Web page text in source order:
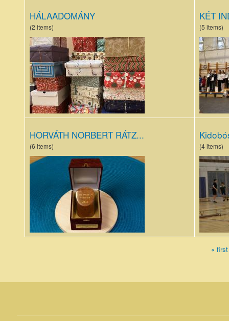
HÁLAADOMÁNY
(2 items)
image1(4).jpeg
KÉT
(5 items)
Bolyai
magyar
nyelv
döntő
2025
HORVÁTH NORBERT RÁTZ...
(6 items)
Tanár Úr
Életműdíj
2025.jpg
(4 items)
« first